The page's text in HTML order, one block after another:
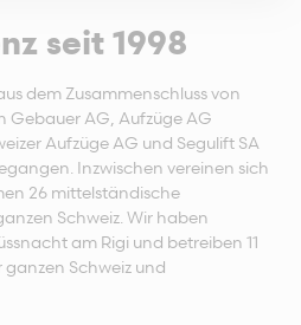
seit 1998
dem Zusammenschluss von
Gebauer AG, Aufzüge AG
Aufzüge AG und Segulift SA
Inzwischen vereinen sich
26 mittelständische
Schweiz. Wir haben
am Rigi und betreiben 11
Schweiz und